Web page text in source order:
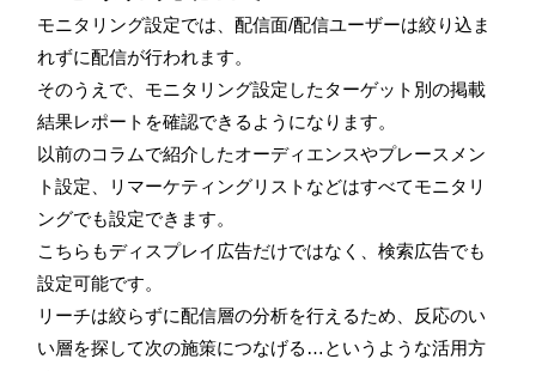
モニタリング設定では、配信面/配信ユーザーは絞り込ま
れずに配信が行われます。
そのうえで、モニタリング設定したターゲット別の掲載
結果レポートを確認できるようになります。
以前のコラムで紹介したオーディエンスやプレースメン
ト設定、リマーケティングリストなどはすべてモニタリ
ングでも設定できます。
こちらもディスプレイ広告だけではなく、検索広告でも
設定可能です。
リーチは絞らずに配信層の分析を行えるため、反応のい
い層を探して次の施策につなげる…というような活用方